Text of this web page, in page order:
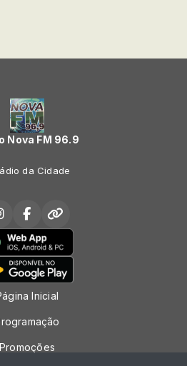
Nova FM 96.9
da Cidade
Inicial
Promoções